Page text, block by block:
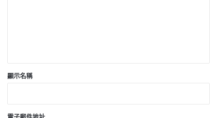
顯示名稱
電子郵件地址